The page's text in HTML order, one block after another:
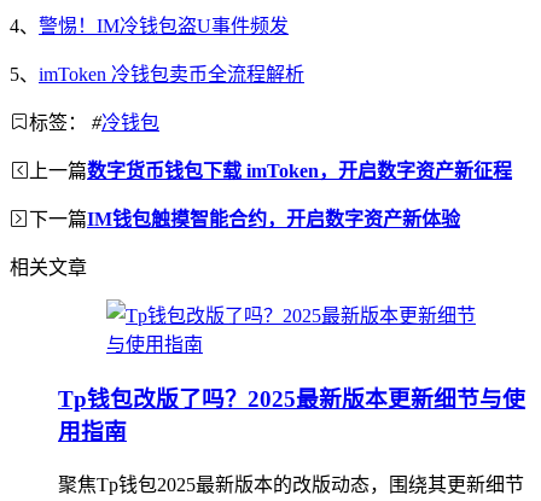
4、 警惕！IM冷钱包盗U事件频发
5、 imToken 冷钱包卖币全流程解析
标签： #冷钱包
上一篇数字货币钱包下载 imToken，开启数字资产新征程
下一篇IM钱包触摸智能合约，开启数字资产新体验
相关文章
Tp钱包改版了吗？2025最新版本更新细节与使
用指南
聚焦Tp钱包2025最新版本的改版动态，围绕其更新细节